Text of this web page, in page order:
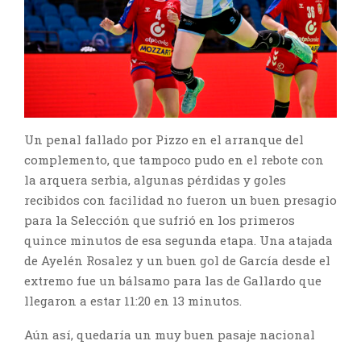
Un penal fallado por Pizzo en el arranque del
complemento, que tampoco pudo en el rebote con
la arquera serbia, algunas pérdidas y goles
recibidos con facilidad no fueron un buen presagio
para la Selección que sufrió en los primeros
quince minutos de esa segunda etapa. Una atajada
de Ayelén Rosalez y un buen gol de García desde el
extremo fue un bálsamo para las de Gallardo que
llegaron a estar 11:20 en 13 minutos.
Aún así, quedaría un muy buen pasaje nacional